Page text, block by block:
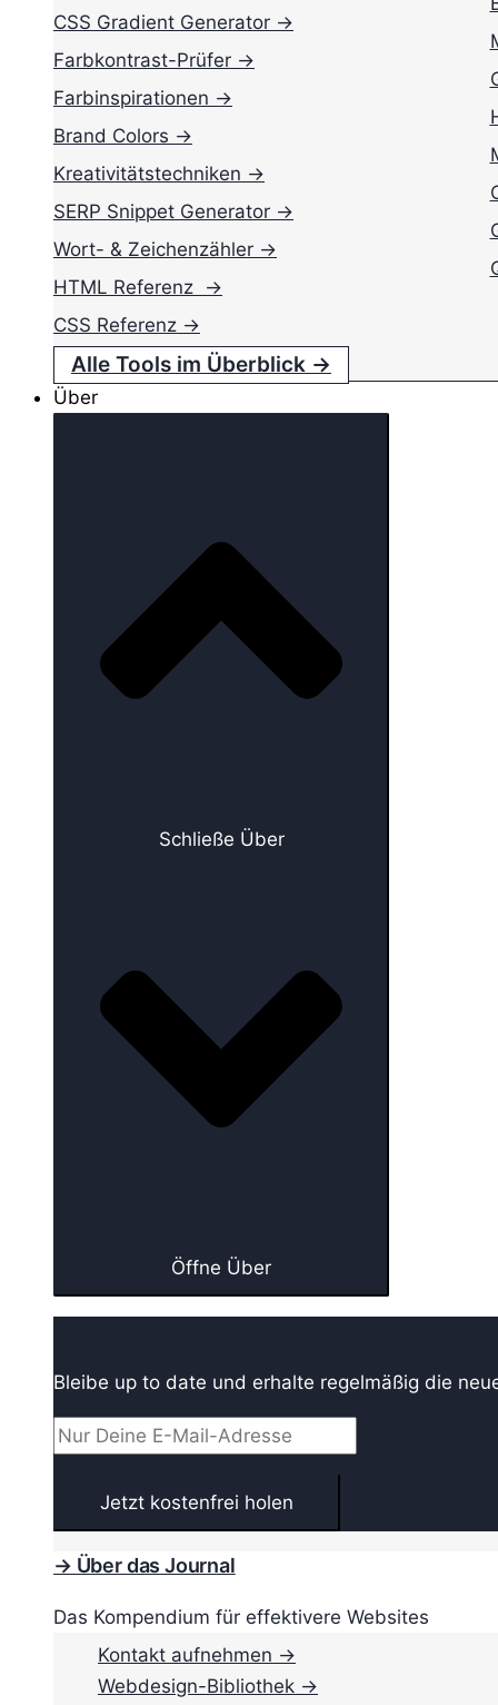
CSS Gradient Generator →
Farbkontrast-Prüfer →
Farbinspirationen →
Brand Colors →
Kreativitätstechniken →
SERP Snippet Generator →
Wort- & Zeichenzähler →
HTML Referenz →
CSS Referenz →
Alle Tools im Überblick →
Über
Schließe Über
Öffne Über
Bleibe up to date und erhalte regelmäßig die
→ Über das Journal
Das Kompendium für effektivere Websites
Kontakt aufnehmen →
Webdesign-Bibliothek →